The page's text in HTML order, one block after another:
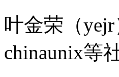
叶金荣（
chinaunix等